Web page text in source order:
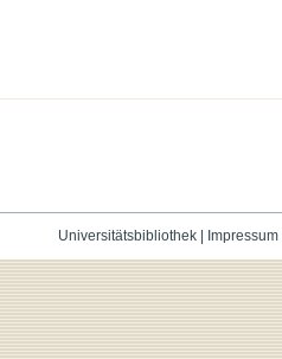
Universitätsbibliothek| Impressum|